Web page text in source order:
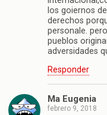
los goiernos
derechos
personale.
pueblos
adversidades
Responder
Ma Eugenia
febrero 9, 2018